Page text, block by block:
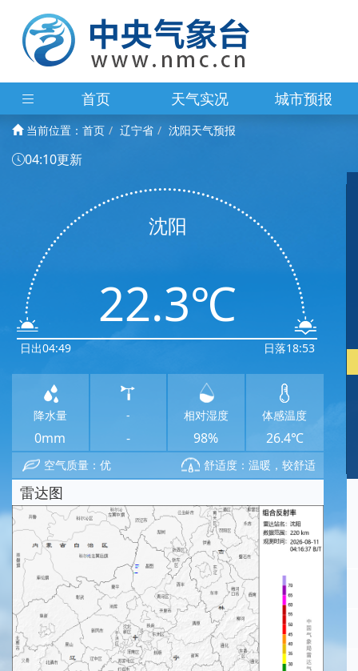
首页 天气实况 城市预报
当前位置： 首页 辽宁省 沈阳天气预报
04:10更新
日出04:49
沈阳
22.3℃
日落18:53
降水量
0mm
-
-
相对湿度
98%
体感温度
26.4℃
空气质量：优 舒适度：温暖，较舒适
雷达图